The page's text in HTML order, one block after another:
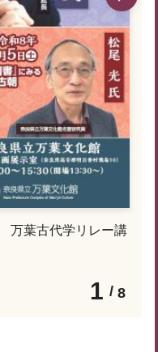
1 8
万葉古代学リレー講